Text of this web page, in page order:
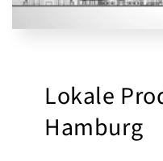
Lokale
Hamburg